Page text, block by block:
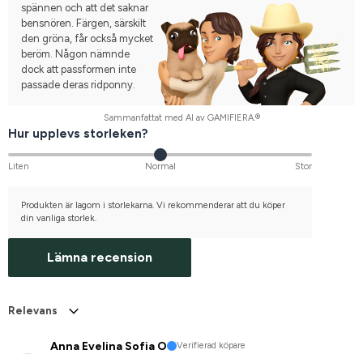
spännen och att det saknar
bensnören. Färgen, särskilt
den gröna, får också mycket
beröm. Någon nämnde
dock att passformen inte
passade deras ridponny.
Sammanfattat med AI av GAMIFIERA.®
Hur upplevs storleken?
Liten Normal Stor
Produkten är lagom i storlekarna. Vi rekommenderar att du köper
din vanliga storlek.
Lämna recension
Relevans
Anna Evelina Sofia O
Verifierad köpare